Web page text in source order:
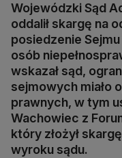
Wojewódzki Sąd
oddalił skargę na
posiedzenie
osób
wskazał sąd,
sejmowych miało
prawnych, w tym
Wachowiec z
który złożył
wyroku sądu.